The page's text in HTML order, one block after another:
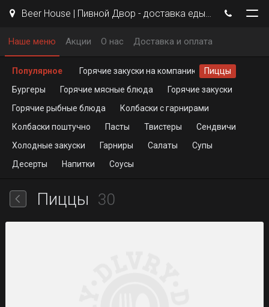
Beer House | Пивной Двор - доставка еды, пиццы, бургеров
Наше меню Акции О нас Доставка и оплата
Популярное Горячие закуски на компанию
Пиццы
Бургеры
Горячие мясные блюда
Горячие закуски
Горячие рыбные блюда
Колбаски с гарнирами
Колбаски поштучно
Пасты Твистеры
Сендвичи
Холодные закуски
Гарниры Салаты
Супы
Десерты
Напитки Соусы
Пиццы 30